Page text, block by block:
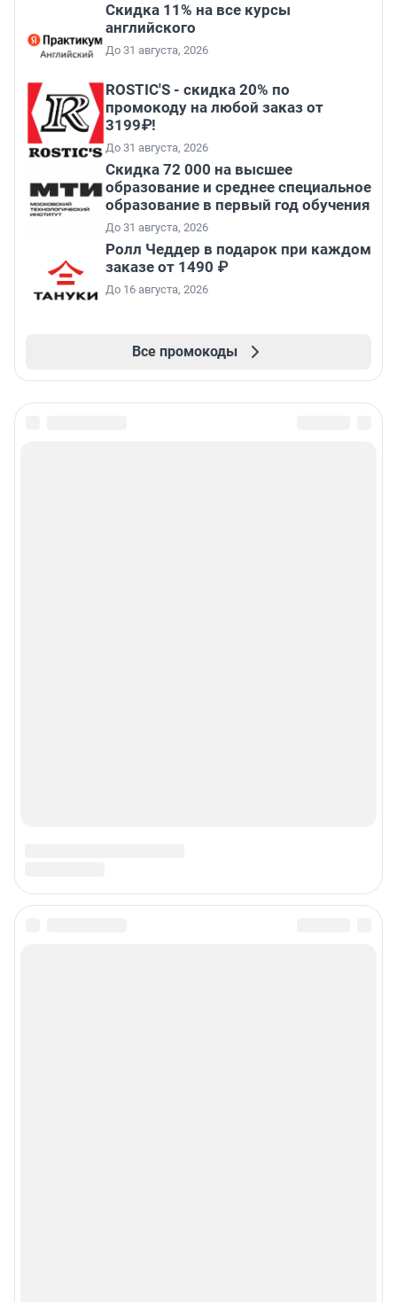
Скидка 11% на все курсы
английского
До 31 августа, 2026
ROSTIC'S - скидка 20% по
промокоду на любой заказ от
3199₽!
До 31 августа, 2026
Скидка 72 000 на высшее
образование и среднее специальное
образование в первый год обучения
До 31 августа, 2026
Ролл Чеддер в подарок при каждом
заказе от 1490 ₽
До 16 августа, 2026
Все промокоды